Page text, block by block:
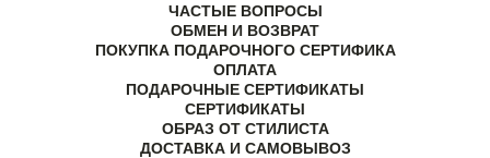
ЧАСТЫЕ ВОПРОСЫ
ОБМЕН И ВОЗВРАТ
ПОКУПКА ПОДАРОЧНОГО СЕРТИФИКА
ОПЛАТА
ПОДАРОЧНЫЕ СЕРТИФИКАТЫ
СЕРТИФИКАТЫ
ОБРАЗ ОТ СТИЛИСТА
ДОСТАВКА И САМОВЫВОЗ